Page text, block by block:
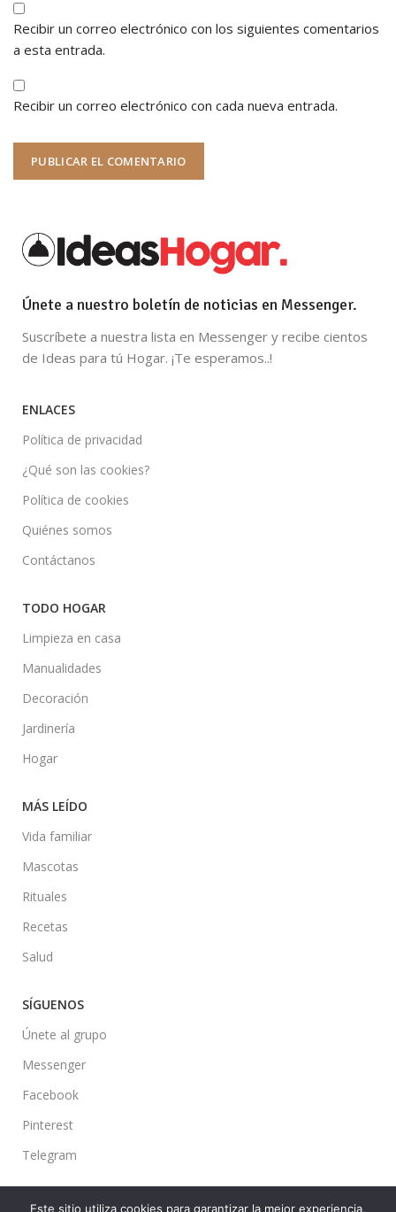
Recibir un correo electrónico con los siguientes comentarios
a esta entrada.
Recibir un correo electrónico con cada nueva entrada.
Únete a nuestro boletín de noticias en Messenger.
Suscríbete a nuestra lista en Messenger y recibe cientos
de Ideas para tú Hogar. ¡Te esperamos..!
ENLACES
Política de privacidad
¿Qué son las cookies?
Política de cookies
Quiénes somos
Contáctanos
TODO HOGAR
Limpieza en casa
Manualidades
Decoración
Jardinería
Hogar
MÁS LEÍDO
Vida familiar
Mascotas
Rituales
Recetas
Salud
SÍGUENOS
Únete al grupo
Messenger
Facebook
Pinterest
Telegram
Este sitio utiliza cookies para garantizar la mejor experiencia,